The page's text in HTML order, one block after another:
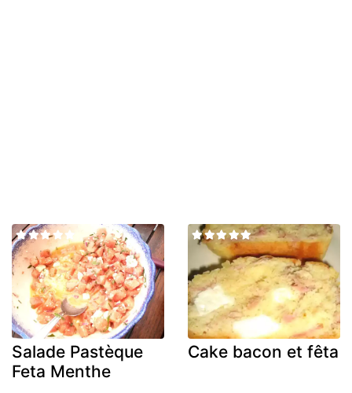
Salade Pastèque
Feta Menthe
Cake bacon et fêta